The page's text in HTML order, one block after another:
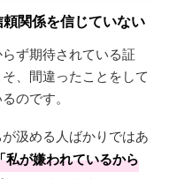
関係を信じていない
ず期待されている証
、間違ったことをして
のです。
汲める人ばかりではあ
私が嫌われているから